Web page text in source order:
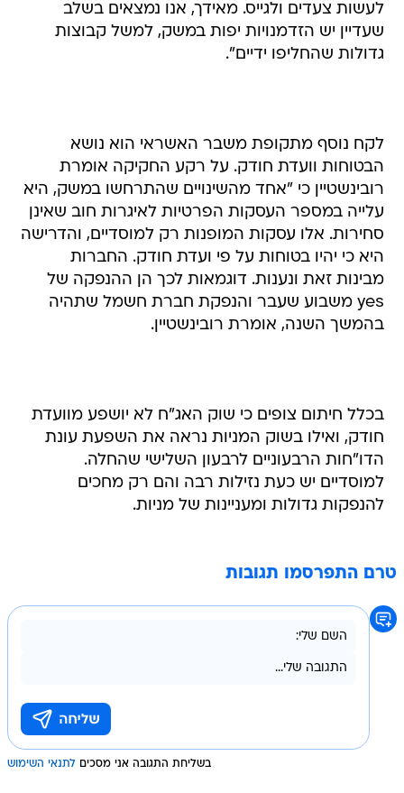
לעשות צעדים ולגייס. מאידך, אנו נמצאים בשלב
שעדיין יש הזדמנויות יפות במשק, למשל קבוצות
גדולות שהחליפו ידיים".
לקח נוסף מתקופת משבר האשראי הוא נושא
הבטוחות וועדת חודק. על רקע החקיקה אומרת
רובינשטיין כי "אחד מהשינויים שהתרחשו במשק, היא
עלייה במספר העסקות הפרטיות לאיגרות חוב שאינן
סחירות. אלו עסקות המופנות רק למוסדיים, והדרישה
היא כי יהיו בטוחות על פי ועדת חודק. החברות
מבינות זאת ונענות. דוגמאות לכך הן ההנפקה של
yes משבוע שעבר והנפקת חברת חשמל שתהיה
בהמשך השנה, אומרת רובינשטיין.
בכלל חיתום צופים כי שוק האג"ח לא יושפע מוועדת
חודק, ואילו בשוק המניות נראה את השפעת עונת
הדו"חות הרבעוניים לרבעון השלישי שהחלה.
למוסדיים יש כעת נזילות רבה והם רק מחכים
להנפקות גדולות ומעניינות של מניות.
טרם התפרסמו תגובות
בשליחת התגובה אני מסכים לתנאי השימוש